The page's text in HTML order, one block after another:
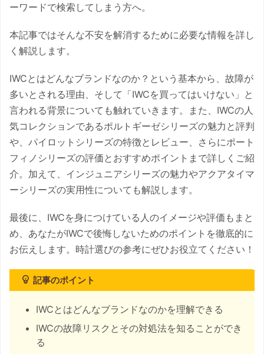
ーワードで検索してしまう方へ。
本記事ではそんな不安を解消するために必要な情報を詳し
く解説します。
IWCとはどんなブランドなのか？という基本から、故障が
多いとされる理由、そして「IWCを買ってはいけない」と
言われる背景についても触れていきます。また、IWCの人
気コレクションであるポルトギーゼシリーズの魅力と評判
や、パイロットシリーズの特徴とレビュー、さらにポート
フィノシリーズの評価とおすすめポイントまで詳しくご紹
介。加えて、インジュニアシリーズの魅力やアクアタイマ
ーシリーズの実用性についても解説します。
最後に、IWCを身につけている人のイメージや評価もまと
め、あなたがIWCで後悔しないためのポイントを徹底的に
お伝えします。時計選びの参考にぜひお役立てください！
記事のポイント
IWCとはどんなブランドなのかを理解できる
IWCの故障リスクとその対処法を知ることができ
る